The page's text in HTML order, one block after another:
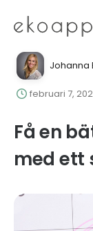
Johanna
februari 7,
Få en
med ett